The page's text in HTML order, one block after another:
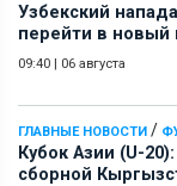
Узбекский
перейти в новый
09:40 | 06 августа
ГЛАВНЫЕ НОВОСТИ /
Кубок Азии (U-
сборной